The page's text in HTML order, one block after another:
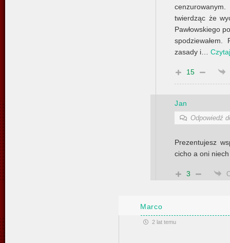
twierdząc że
Pawłowskiego
zasady i
15
Jan
Odpowiedź
Prezentujesz
cicho a oni
3
Marco
2 lat temu